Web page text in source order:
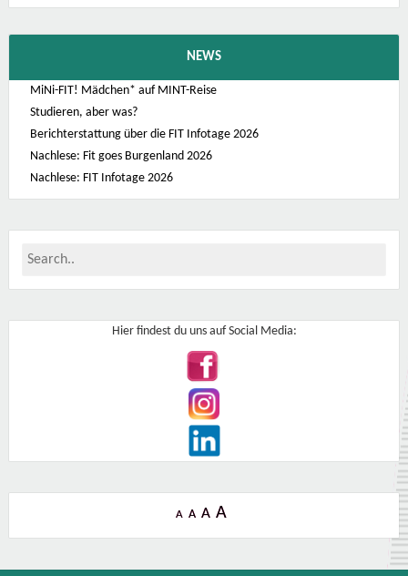
NEWS
MiNi-FIT! Mädchen* auf MINT-Reise
Studieren, aber was?
Berichterstattung über die FIT Infotage 2026
Nachlese: Fit goes Burgenland 2026
Nachlese: FIT Infotage 2026
Hier findest du uns auf Social Media:
A A A A